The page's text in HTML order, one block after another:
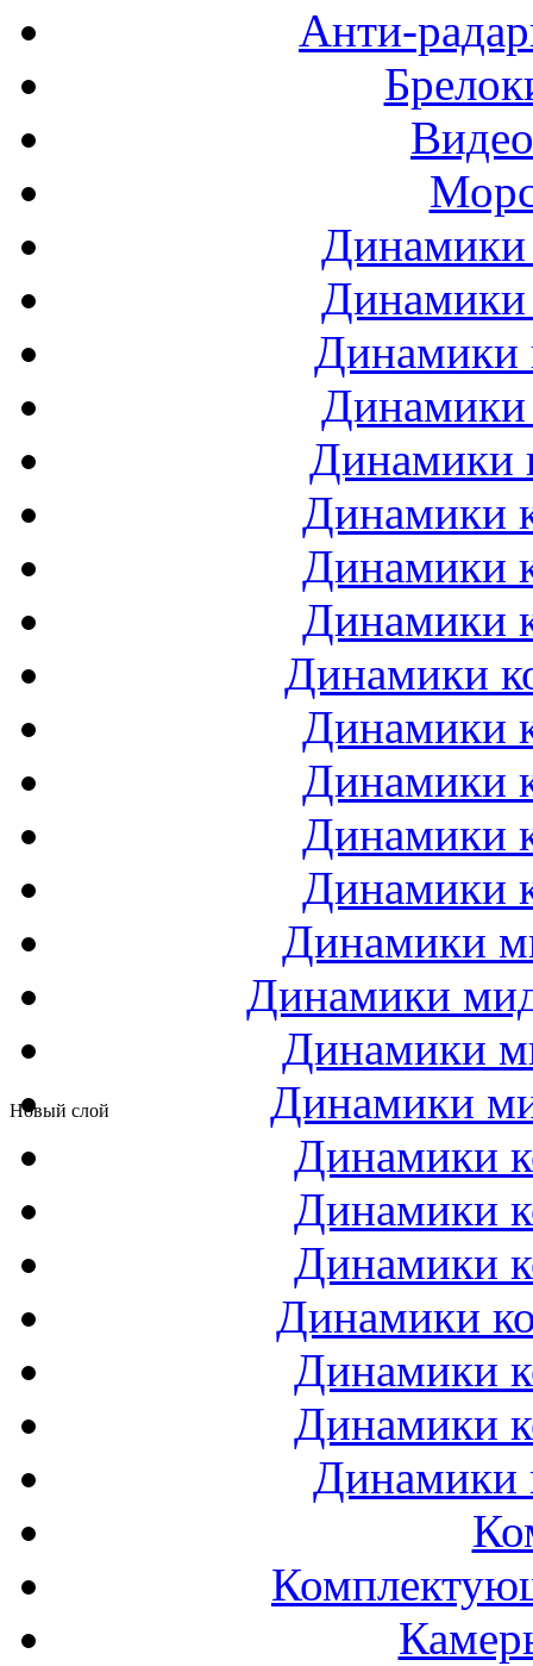
Анти-
Динамики
Динамики
Динамики
Динамики
Динамики
Динамики
Динамики
Динамики
Динамики
Динамики
Динамики
Динамики
Динамики
Динамики
Динамики
Динамики
Динамики
Динамики
Динамики
Динамики
Динамики
Динамики
Динамики
Динамики
Новый слой